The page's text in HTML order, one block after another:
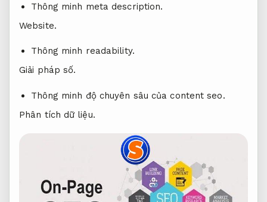
Thông minh meta description.
Website.
Thông minh readability.
Giải pháp số.
Thông minh độ chuyên sâu của content seo.
Phân tích dữ liệu.